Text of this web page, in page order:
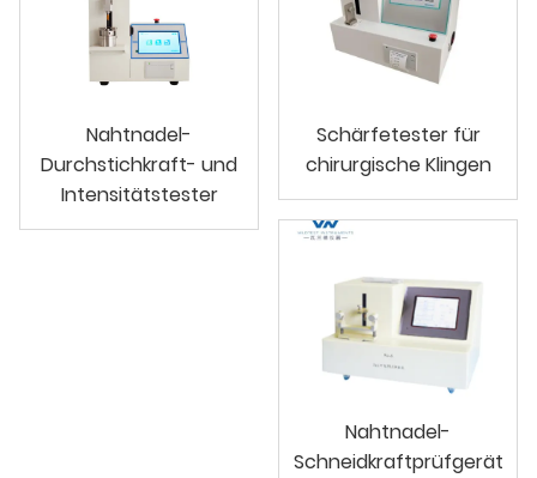
Nahtnadel-
Durchstichkraft- und
Intensitätstester
Schärfetester für
chirurgische Klingen
Nahtnadel-
Schneidkraftprüfgerät